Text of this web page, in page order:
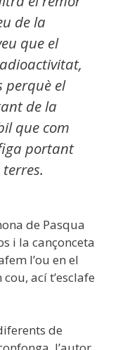
de la
que el
perquè el
de la
que com
portant
de Pasqua
i la cançonceta
l’ou en el
ací t’esclafe
de